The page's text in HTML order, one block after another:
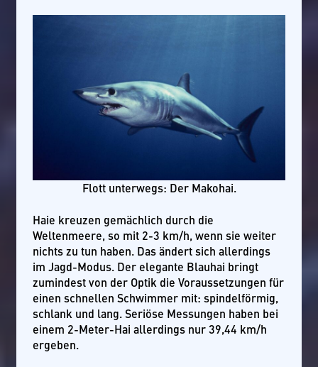
Flott unterwegs: Der Makohai.
Haie kreuzen gemächlich durch die
Weltenmeere, so mit 2-3 km/h, wenn sie weiter
nichts zu tun haben. Das ändert sich allerdings
im Jagd-Modus. Der elegante Blauhai bringt
zumindest von der Optik die Voraussetzungen für
einen schnellen Schwimmer mit: spindelförmig,
schlank und lang. Seriöse Messungen haben bei
einem 2-Meter-Hai allerdings nur 39,44 km/h
ergeben.